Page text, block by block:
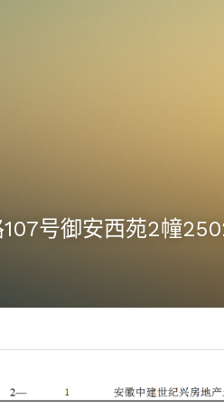
号御安西苑2幢